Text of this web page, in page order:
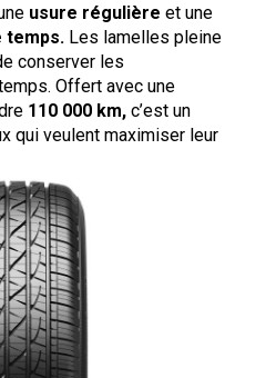
usure régulière et une
temps. Les lamelles pleine
conserver les
Offert avec une
110 000 km, c’est un
qui veulent maximiser leur